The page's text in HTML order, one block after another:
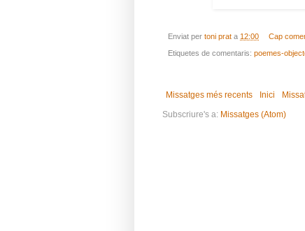
Enviat per toni prat a 12:00 Cap
Etiquetes de comentaris: poemes-
Missatges més recents
Inici
Subscriure's a: Missatges (Atom)